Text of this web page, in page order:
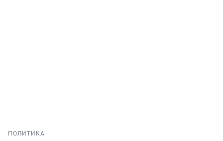
ПОЛИТИКА